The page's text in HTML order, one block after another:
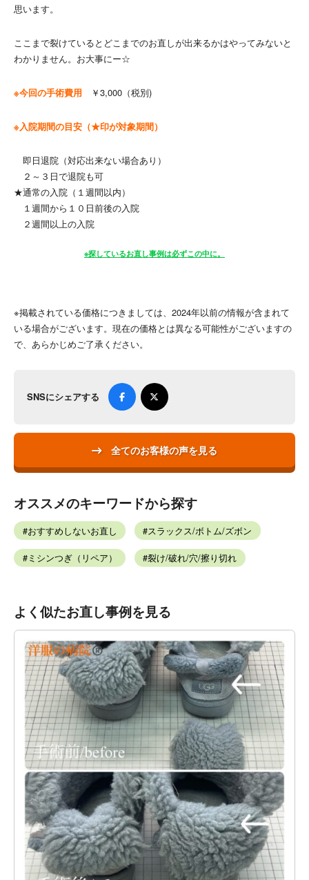
思います。
ここまで裂けているとどこまでのお直しが出来るかはやってみないと
わかりません。お大事にー☆
※今回の手術費用 ￥3,000（税別)
※入院期間の目安（★印が対象期間）
即日退院（対応出来ない場合あり）
２～３日で退院も可
★通常の入院（１週間以内）
１週間から１０日前後の入院
２週間以上の入院
※探しているお直し事例は必ずこの中に。
※掲載されている価格につきましては、2024年以前の情報が含まれて
いる場合がございます。現在の価格とは異なる可能性がございますの
で、あらかじめご了承ください。
SNSにシェアする
全てのお客様の声を見る
オススメのキーワードから探す
おすすめしないお直し スラックス/ボトム/ズボン
ミシンつぎ（リペア） 裂け/破れ/穴/擦り切れ
よく似たお直し事例を見る